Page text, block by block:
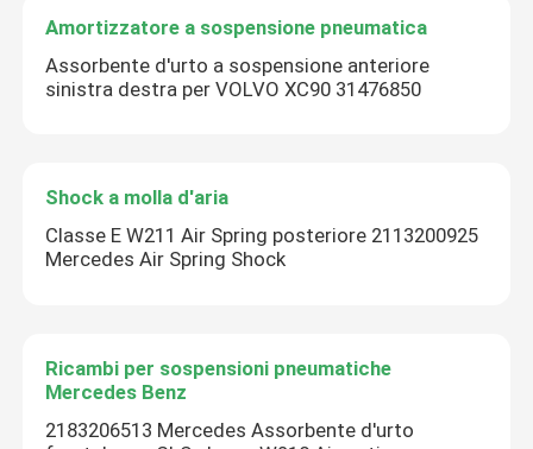
Amortizzatore a sospensione pneumatica
Assorbente d'urto a sospensione anteriore
sinistra destra per VOLVO XC90 31476850
Shock a molla d'aria
Classe E W211 Air Spring posteriore 2113200925
Mercedes Air Spring Shock
Ricambi per sospensioni pneumatiche
Mercedes Benz
2183206513 Mercedes Assorbente d'urto